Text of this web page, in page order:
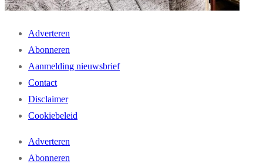
Adverteren
Abonneren
Aanmelding nieuwsbrief
Contact
Disclaimer
Cookiebeleid
Adverteren
Abonneren